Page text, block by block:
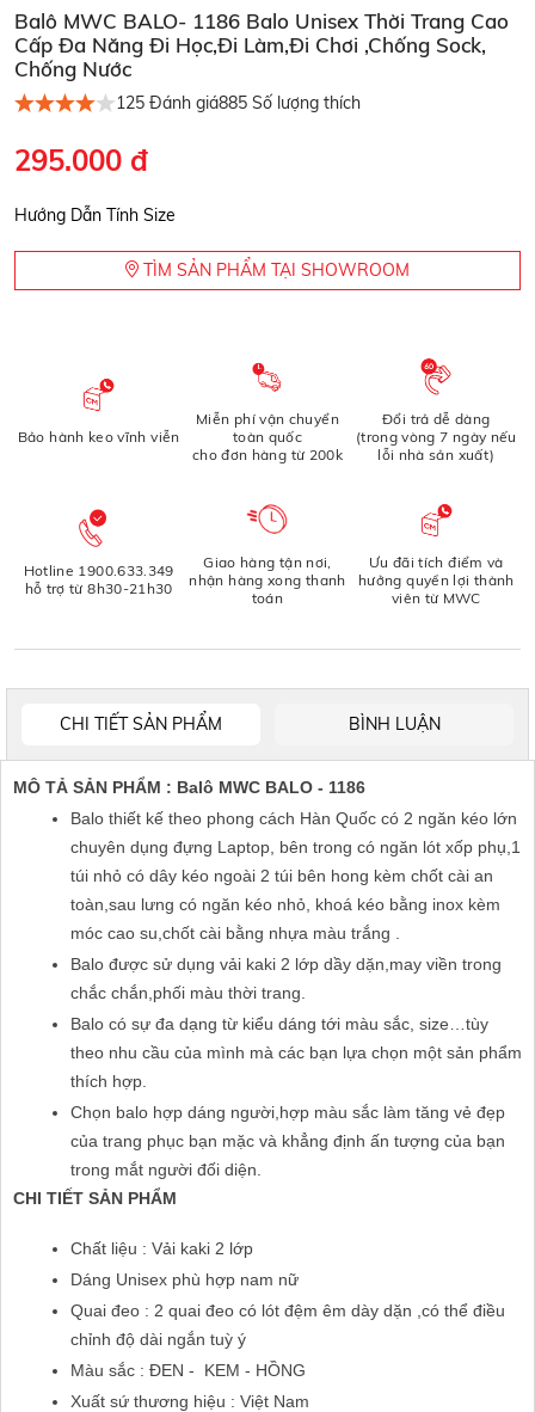
Balô MWC BALO- 1186 Balo Unisex Thời Trang Cao
Cấp Đa Năng Đi Học,Đi Làm,Đi Chơi ,Chống Sock,
Chống Nước
125 Đánh giá885 Số lượng thích
295.000 đ
Hướng Dẫn Tính Size
TÌM SẢN PHẨM TẠI SHOWROOM
Bảo hành keo vĩnh viễn
Miễn phí vận chuyển
toàn quốc
cho đơn hàng từ 200k
Đổi trả dễ dàng
(trong vòng 7 ngày nếu
lỗi nhà sản xuất)
Hotline 1900.633.349
hỗ trợ từ 8h30-21h30
Giao hàng tận nơi,
nhận hàng xong thanh
toán
Ưu đãi tích điểm và
hưởng quyền lợi thành
viên từ MWC
CHI TIẾT SẢN PHẨM BÌNH LUẬN
MÔ TẢ SẢN PHẨM : Balô MWC BALO - 1186
Balo thiết kế theo phong cách Hàn Quốc có 2 ngăn kéo lớn
chuyên dụng đựng Laptop, bên trong có ngăn lót xốp phụ,1
túi nhỏ có dây kéo ngoài 2 túi bên hong kèm chốt cài an
toàn,sau lưng có ngăn kéo nhỏ, khoá kéo bằng inox kèm
móc cao su,chốt cài bằng nhựa màu trắng .
Balo được sử dụng vải kaki 2 lớp dầy dặn,may viền trong
chắc chắn,phối màu thời trang.
Balo có sự đa dạng từ kiểu dáng tới màu sắc, size…tùy
theo nhu cầu của mình mà các bạn lựa chọn một sản phẩm
thích hợp.
Chọn balo hợp dáng người,hợp màu sắc làm tăng vẻ đẹp
của trang phục bạn mặc và khẳng định ấn tượng của bạn
trong mắt người đối diện.
CHI TIẾT SẢN PHẨM
Chất liệu : Vải kaki 2 lớp
Dáng Unisex phù hợp nam nữ
Quai đeo : 2 quai đeo có lót đệm êm dày dặn ,có thể điều
chỉnh độ dài ngắn tuỳ ý
Màu sắc : ĐEN -  KEM - HỒNG
Xuất sứ thương hiệu : Việt Nam